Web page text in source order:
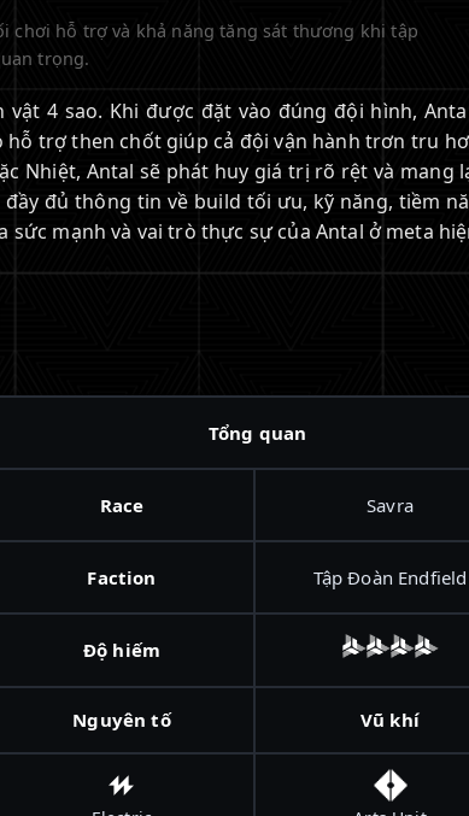
chơi hỗ trợ và khả năng tăng sát thương khi tập
trọng.
4 sao. Khi được đặt vào đúng đội hình,
trợ then chốt giúp cả đội vận hành trơn tru
Nhiệt, Antal sẽ phát huy giá trị rõ rệt và mang
đủ thông tin về build tối ưu, kỹ năng, tiềm
mạnh và vai trò thực sự của Antal ở meta
Tổng quan
Race Savra
Faction Tập Đoàn Endfield
Độ hiếm
Nguyên tố Vũ khí